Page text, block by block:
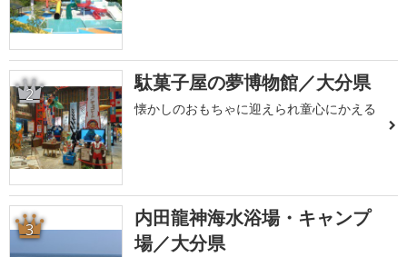
2 駄菓子屋の夢博物館／大分県
懐かしのおもちゃに迎えられ童心にかえる
3
内田龍神海水浴場・キャンプ
場／大分県